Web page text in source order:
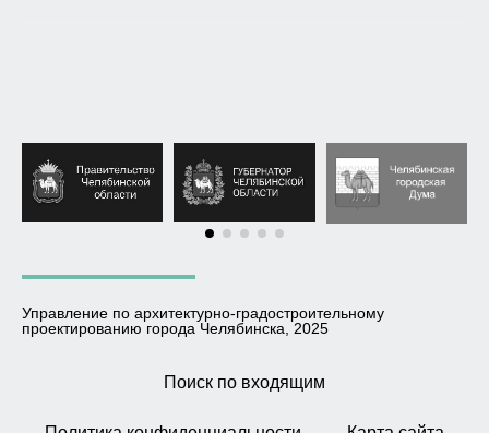
Управление по архитектурно-градостроительному
проектированию города Челябинска, 2025
Поиск по входящим